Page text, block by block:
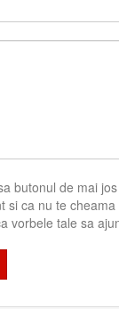
butonul de mai
si ca nu te cheama
vorbele tale sa